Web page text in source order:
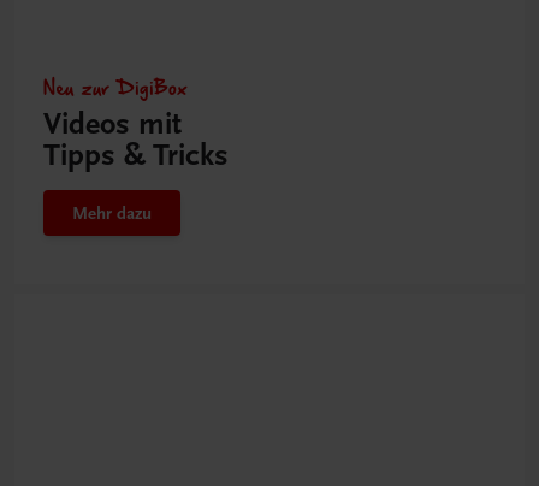
Neu zur DigiBox
Videos mit
Tipps & Tricks
Mehr dazu